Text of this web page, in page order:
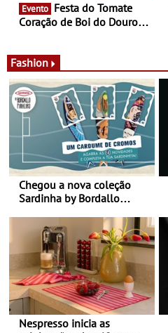
Evento
Coração de Boi do Douro -
Fashion
Chegou a nova coleção
Sardinha by Bordallo
Nespresso inicia as